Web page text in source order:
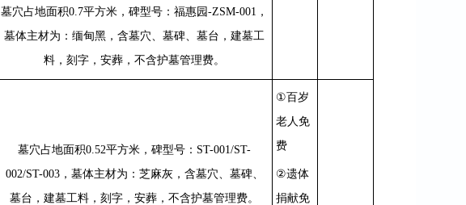
墓穴占地面积0.7平方米，碑型号：福惠园 -ZSM-001 ，
墓体主材为：缅甸黑，含墓穴、墓碑、墓台，建墓工
料，刻字，安葬，不含护墓管理费。
墓穴占地面积0.52平方米，碑型号： ST-001/ST-
002/ST-003，墓体主材为：芝麻灰，含墓穴、墓碑、
墓台，建墓工料，刻字，安葬，不含护墓管理费。
①百岁
老人免
费
②遗体
捐献免